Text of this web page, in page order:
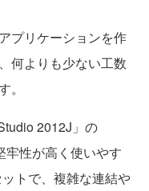
プリケーションを作
何よりも少ない工数
2012J」の
牢性が高く使いやす
トで、複雑な連結や